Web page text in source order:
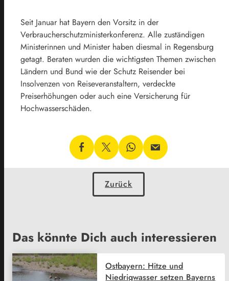
Seit Januar hat Bayern den Vorsitz in der
Verbraucherschutzministerkonferenz. Alle zuständigen
Ministerinnen und Minister haben diesmal in Regensburg
getagt. Beraten wurden die wichtigsten Themen zwischen
Ländern und Bund wie der Schutz Reisender bei
Insolvenzen von Reiseveranstaltern, verdeckte
Preiserhöhungen oder auch eine Versicherung für
Hochwasserschäden.
Zurück
Das könnte Dich auch interessieren
Ostbayern: Hitze und
Niedrigwasser setzen Bayerns